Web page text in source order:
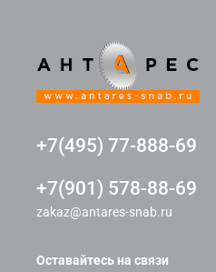
+7(495) 77-888-69
+7(901) 578-88-69
zakaz@antares-snab.ru
Оставайтесь на связи